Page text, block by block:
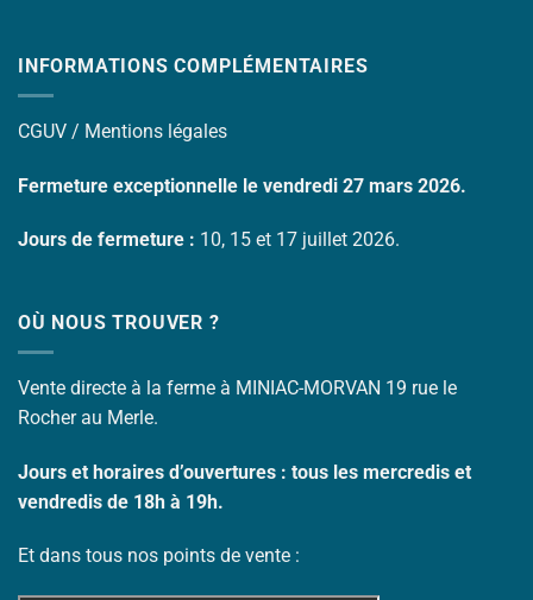
INFORMATIONS COMPLÉMENTAIRES
CGUV / Mentions légales
Fermeture exceptionnelle le vendredi 27 mars 2026.
Jours de fermeture : 10, 15 et 17 juillet 2026.
OÙ NOUS TROUVER ?
Vente directe à la ferme à MINIAC-MORVAN 19 rue le
Rocher au Merle.
Jours et horaires d’ouvertures : tous les mercredis et
vendredis de 18h à 19h.
Et dans tous nos points de vente :